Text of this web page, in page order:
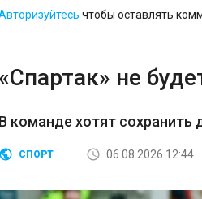
чтобы оставлять
«Спартак» не
В команде хотят
СПОРТ 06.08.2026 12:44